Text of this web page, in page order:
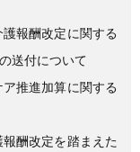
護報酬改定に関する
送付について
推進加算に関する
酬改定を踏まえた